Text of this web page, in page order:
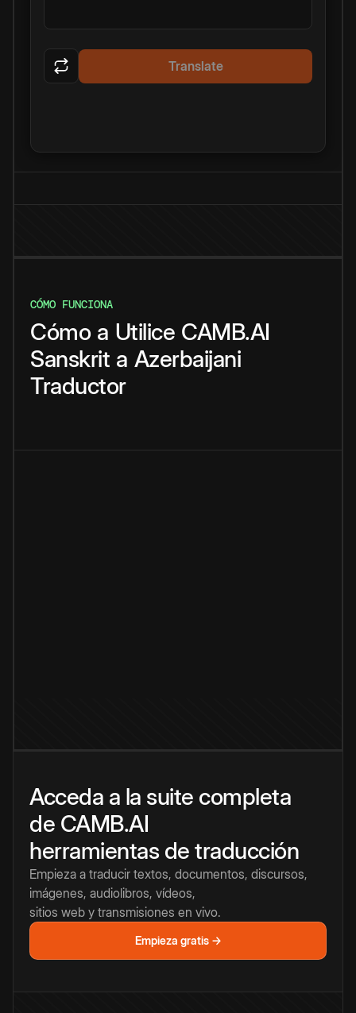
Translate
CÓMO FUNCIONA
Cómo a Utilice CAMB.AI
Sanskrit a Azerbaijani
Traductor
Acceda a la suite completa
de CAMB.AI
herramientas de traducción
Empieza a traducir textos, documentos, discursos,
imágenes, audiolibros, vídeos,
sitios web y transmisiones en vivo.
Empieza gratis →